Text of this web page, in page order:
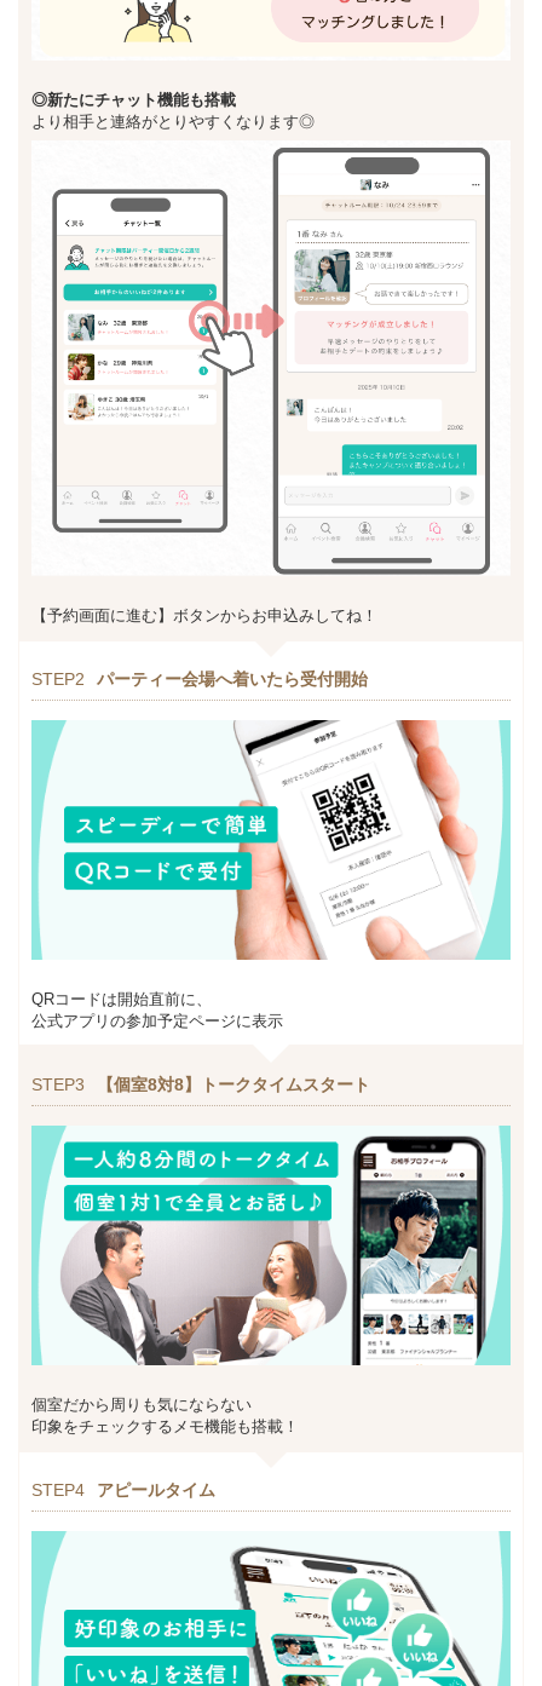
◎新たにチャット機能も搭載
より相手と連絡がとりやすくなります◎
【予約画面に進む】ボタンからお申込みしてね！
STEP2 パーティー会場へ着いたら受付開始
QRコードは開始直前に、
公式アプリの参加予定ページに表示
STEP3 【個室8対8】トークタイムスタート
個室だから周りも気にならない
印象をチェックするメモ機能も搭載！
STEP4 アピールタイム